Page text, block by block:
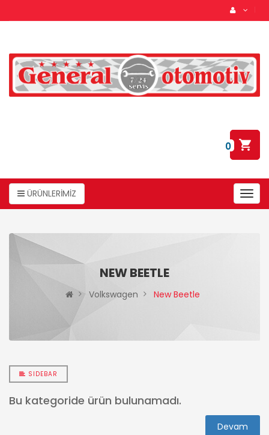
0
ÜRÜNLERİMİZ
NEW BEETLE
Volkswagen New Beetle
SIDEBAR
Bu kategoride ürün bulunamadı.
Devam